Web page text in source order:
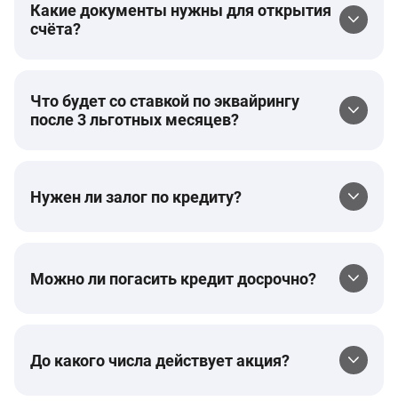
Какие документы нужны для открытия
счёта?
Что будет со ставкой по эквайрингу
после 3 льготных месяцев?
Нужен ли залог по кредиту?
Можно ли погасить кредит досрочно?
До какого числа действует акция?